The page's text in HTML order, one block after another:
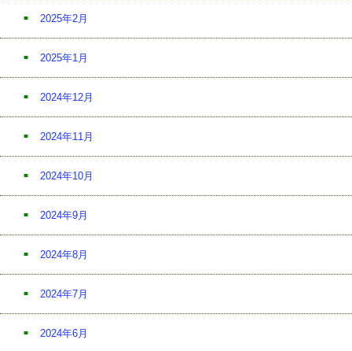
2025年2月
2025年1月
2024年12月
2024年11月
2024年10月
2024年9月
2024年8月
2024年7月
2024年6月